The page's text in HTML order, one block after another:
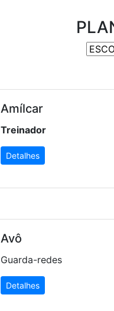
Amílcar
Treinador
Detalhes
Avô
Guarda-redes
Detalhes